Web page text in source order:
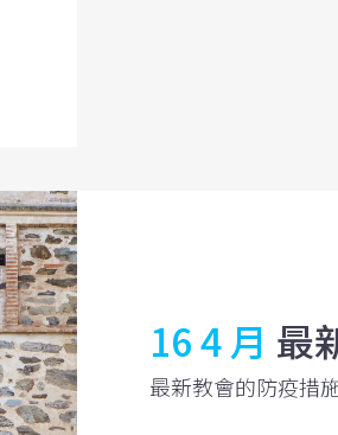
16 4 月 最
最新教會的防疫措